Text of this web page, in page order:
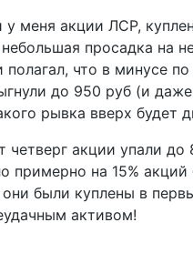
меня акции ЛСР,
просадка на
что в минусе
до 950 руб (и
рывка вверх будет
акции упали до
примерно на 15%
были куплены в
активом!